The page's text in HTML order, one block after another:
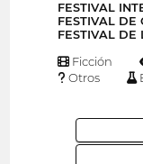
FESTIVAL
FESTIVAL DE
FESTIVAL DE
Ficción
Otros